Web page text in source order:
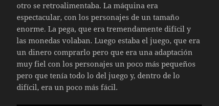
otro se retroalimentaba. La máquina era
espectacular, con los personajes de un tamaño
enorme. La pega, que era tremendamente difícil y
las monedas volaban. Luego estaba el juego, que era
un dinero comprarlo pero que era una adaptación
muy fiel con los personajes un poco más pequeños
pero que tenía todo lo del juego y, dentro de lo
difícil, era un poco más fácil.